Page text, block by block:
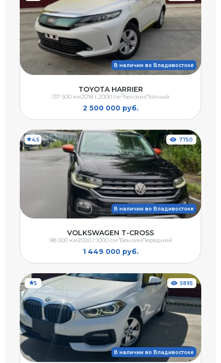
В наличии во Владивостоке
TOYOTA HARRIER
2 500 000 руб.
137 500 км2018 г.2000 см3БензинПолный
4.5
В наличии во Владивостоке
7750
VOLKSWAGEN T-CROSS
1 449 000 руб.
98 000 км2020 г.1000 см3БензинПередний
5
В наличии во Владивостоке
5895